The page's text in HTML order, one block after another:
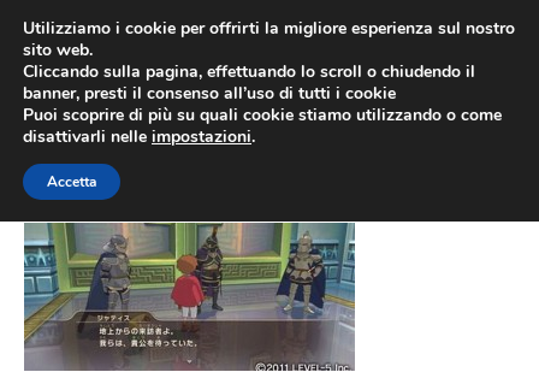
contenuto
Ninokuni (001)
Utilizziamo i cookie per offrirti la migliore esperienza sul nostro
sito web.
Cliccando sulla pagina, effettuando lo scroll o chiudendo il
banner, presti il consenso all’uso di tutti i cookie
Puoi scoprire di più su quali cookie stiamo utilizzando o come
disattivarli nelle impostazioni.
Accetta